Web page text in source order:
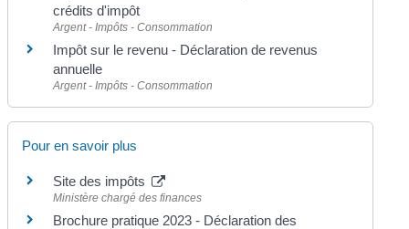
crédits d'impôt
Argent - Impôts - Consommation
Impôt sur le revenu - Déclaration de revenus
annuelle
Argent - Impôts - Consommation
Pour en savoir plus
Site des impôts
Ministère chargé des finances
Brochure pratique 2023 - Déclaration des